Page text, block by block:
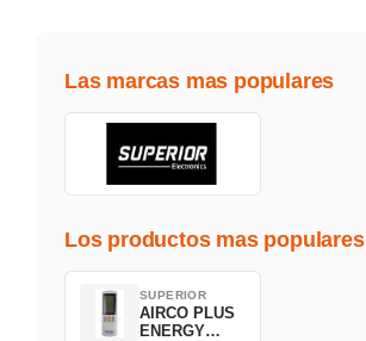
Las marcas mas populares
Los productos mas populares
SUPERIOR
AIRCO PLUS
ENERGY